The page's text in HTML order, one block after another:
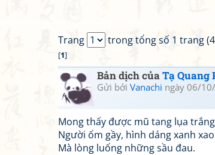
Trang trong tổng số 1 trang
[1]
Bản dịch củaTạ Quang
Gửi bởi Vanachi ngày 06/
Mong thấy được mũ tang lụa
Người ốm gầy, hình dáng xanh
Mà lòng luống những sầu đau.